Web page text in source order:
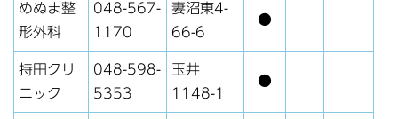
めぬま整
形外科
048-567-
1170
妻沼東4-
66-6
●
持田クリ
ニック
048-598-
5353
玉井
1148-1
●